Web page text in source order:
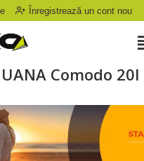
Înregistrează un cont nou
Comodo 20l